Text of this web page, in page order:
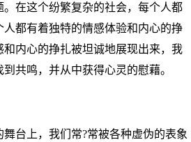
。在这个纷繁复杂的社会，每个人都
都有着独特的情感体验和内心的挣
和内心的挣扎被坦诚地展现出来，我
共鸣，并从中获得心灵的慰藉。
台上，我们常?常被各种虚伪的表象